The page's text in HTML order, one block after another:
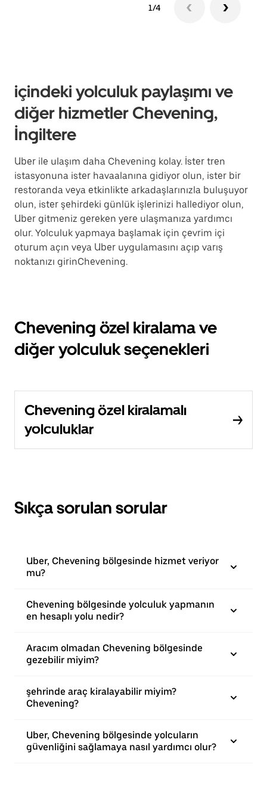
1/4
içindeki yolculuk paylaşımı ve
diğer hizmetler Chevening,
İngiltere
Uber ile ulaşım daha Chevening kolay. İster tren
istasyonuna ister havaalanına gidiyor olun, ister bir
restoranda veya etkinlikte arkadaşlarınızla buluşuyor
olun, ister şehirdeki günlük işlerinizi hallediyor olun,
Uber gitmeniz gereken yere ulaşmanıza yardımcı
olur. Yolculuk yapmaya başlamak için çevrim içi
oturum açın veya Uber uygulamasını açıp varış
noktanızı girinChevening.
Chevening özel kiralama ve
diğer yolculuk seçenekleri
Chevening özel kiralamalı
yolculuklar
Sıkça sorulan sorular
Uber, Chevening bölgesinde hizmet veriyor
mu?
Chevening bölgesinde yolculuk yapmanın
en hesaplı yolu nedir?
Aracım olmadan Chevening bölgesinde
gezebilir miyim?
şehrinde araç kiralayabilir miyim?
Chevening?
Uber, Chevening bölgesinde yolcuların
güvenliğini sağlamaya nasıl yardımcı olur?